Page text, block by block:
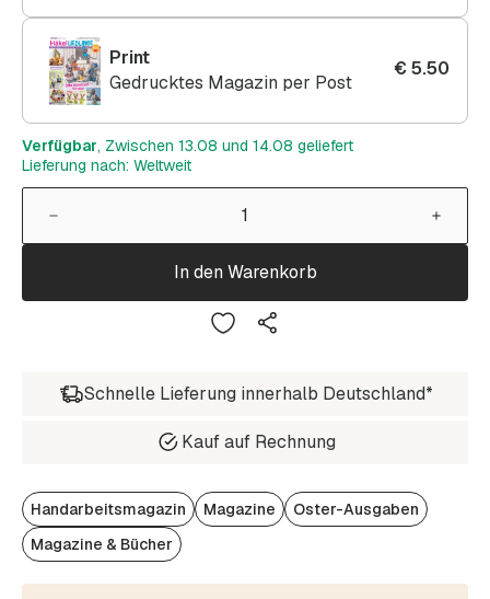
Print
Gedrucktes Magazin per Post
€5.50
Verfügbar, Zwischen 13.08 und 14.08 geliefert
Lieferung nach: Weltweit
In den Warenkorb
Schnelle Lieferung innerhalb Deutschland*
Kauf auf Rechnung
Handarbeitsmagazin Magazine
Oster-Ausgaben
Magazine & Bücher